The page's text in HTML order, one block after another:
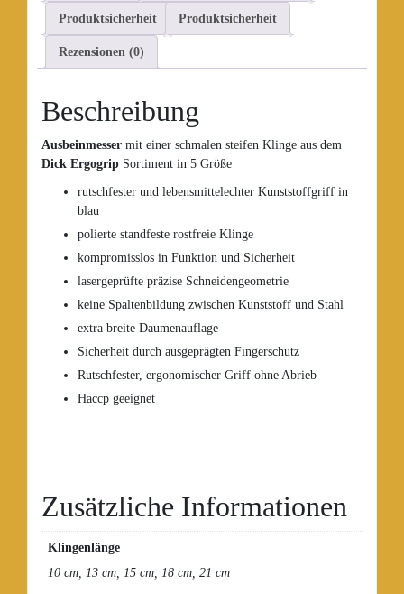
Produktsicherheit Produktsicherheit
Rezensionen (0)
Beschreibung
Ausbeinmesser mit einer schmalen steifen Klinge aus dem
Dick Ergogrip Sortiment in 5 Größe
rutschfester und lebensmittelechter Kunststoffgriff in
blau
polierte standfeste rostfreie Klinge
kompromisslos in Funktion und Sicherheit
lasergeprüfte präzise Schneidengeometrie
keine Spaltenbildung zwischen Kunststoff und Stahl
extra breite Daumenauflage
Sicherheit durch ausgeprägten Fingerschutz
Rutschfester, ergonomischer Griff ohne Abrieb
Haccp geeignet
Zusätzliche Informationen
Klingenlänge
10 cm, 13 cm, 15 cm, 18 cm, 21 cm